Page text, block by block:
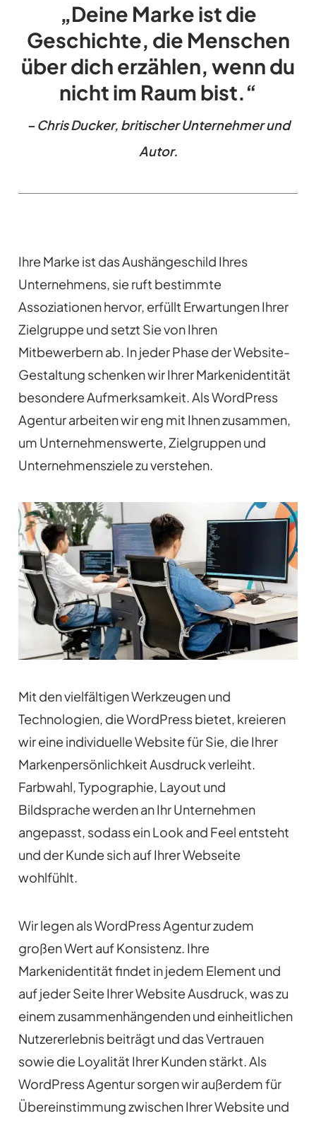
„Deine Marke ist die
Geschichte, die Menschen
über dich erzählen, wenn du
nicht im Raum bist.“
– Chris Ducker, britischer Unternehmer und
Autor.
Ihre Marke ist das Aushängeschild Ihres
Unternehmens, sie ruft bestimmte
Assoziationen hervor, erfüllt Erwartungen Ihrer
Zielgruppe und setzt Sie von Ihren
Mitbewerbern ab. In jeder Phase der Website-
Gestaltung schenken wir Ihrer Markenidentität
besondere Aufmerksamkeit. Als WordPress
Agentur arbeiten wir eng mit Ihnen zusammen,
um Unternehmenswerte, Zielgruppen und
Unternehmensziele zu verstehen.
Mit den vielfältigen Werkzeugen und
Technologien, die WordPress bietet, kreieren
wir eine individuelle Website für Sie, die Ihrer
Markenpersönlichkeit Ausdruck verleiht.
Farbwahl, Typographie, Layout und
Bildsprache werden an Ihr Unternehmen
angepasst, sodass ein Look and Feel entsteht
und der Kunde sich auf Ihrer Webseite
wohlfühlt.
Wir legen als WordPress Agentur zudem
großen Wert auf Konsistenz. Ihre
Markenidentität findet in jedem Element und
auf jeder Seite Ihrer Website Ausdruck, was zu
einem zusammenhängenden und einheitlichen
Nutzererlebnis beiträgt und das Vertrauen
sowie die Loyalität Ihrer Kunden stärkt. Als
WordPress Agentur sorgen wir außerdem für
Übereinstimmung zwischen Ihrer Website und